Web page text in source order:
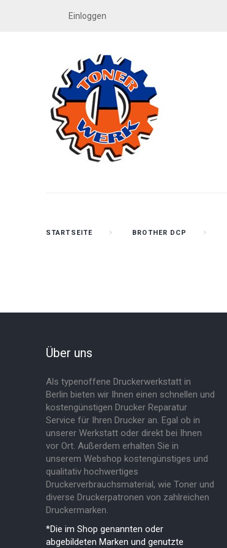
Einloggen
STARTSEITE BROTHER DCP
Über uns
Als typenoffene Druckerwerkstatt in
Berlin bieten wir Ihnen einen schnellen und
kostengünstigen Drucker Reparatur
Service für Ihren Drucker an. Egal ob in
unserer Werkstatt oder direkt bei Ihnen
vor Ort. Außerdem erhalten Sie in
unserem Webshop kostengünstiges und
qualitativ hochwertiges
Druckerverbrauchsmaterial, wie Toner und
diverse Druckerpatronen von zahlreichen
Druckermarken.
*Die im Shop genannten oder
abgebildeten Marken und genutzte